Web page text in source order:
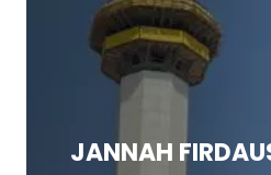
JANNAH